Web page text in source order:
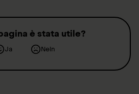
è stata utile?
Ja Nein